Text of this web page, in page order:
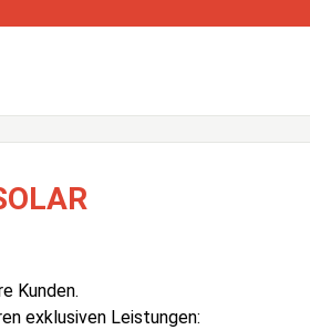
Kunden.
exklusiven Leistungen: